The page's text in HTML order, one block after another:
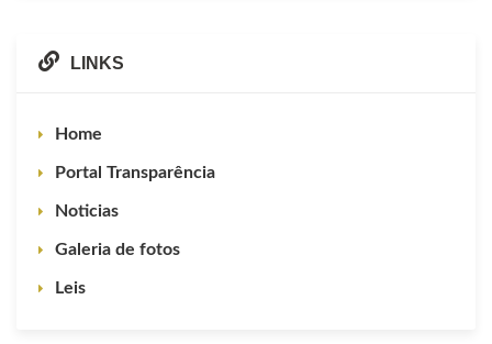
LINKS
Home
Portal Transparência
Noticias
Galeria de fotos
Leis